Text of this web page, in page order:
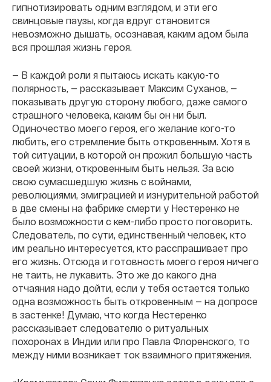
гипнотизировать одним взглядом, и эти его
свинцовые паузы, когда вдруг становится
невозможно дышать, осознавая, каким адом была
вся прошлая жизнь героя.
— В каждой роли я пытаюсь искать какую-то
полярность, — рассказывает Максим Суханов, —
показывать другую сторону любого, даже самого
страшного человека, каким бы он ни был.
Одиночество моего героя, его желание кого-то
любить, его стремление быть откровенным. Хотя в
той ситуации, в которой он прожил большую часть
своей жизни, откровенным быть нельзя. За всю
свою сумасшедшую жизнь с войнами,
революциями, эмиграцией и изнурительной работой
в две смены на фабрике смерти у Нестеренко не
было возможности с кем-либо просто поговорить.
Следователь, по сути, единственный человек, кто
им реально интересуется, кто расспрашивает про
его жизнь. Отсюда и готовность моего героя ничего
не таить, не лукавить. Это же до какого дна
отчаяния надо дойти, если у тебя остается только
одна возможность быть откровенным — на допросе
в застенке! Думаю, что когда Нестеренко
рассказывает следователю о ритуальных
похоронах в Индии или про Павла Флоренского, то
между ними возникает ток взаимного притяжения.